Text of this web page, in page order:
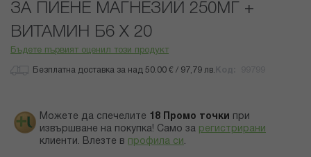
галерия
със
снимки
ЗА ПИЕНЕ МАГНЕЗИЙ 250МГ +
ВИТАМИН Б6 Х 20
Бъдете първият оценил този продукт
Безплатна доставка за над 50.00 € / 97,79 лв.
Можете да спечелите 18 Промо точки
при
извършване на покупка! Само за регистрирани
клиенти. Влезте в профила си .